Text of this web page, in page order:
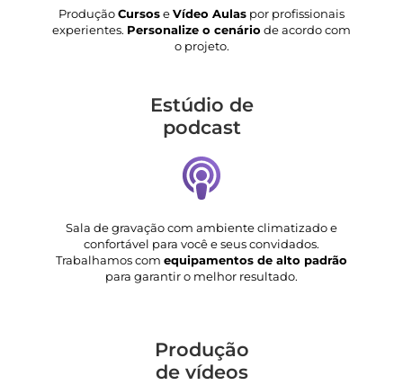
ProduçãoCursoseVídeo Aulas por profissionais
experientes. Personalize o cenário de acordo com
o projeto.
Estúdio de
podcast
Sala de gravação com ambiente climatizado e
confortável para você e seus convidados.
Trabalhamos com equipamentos de alto padrão
para garantir o melhor resultado.
Produção
de vídeos